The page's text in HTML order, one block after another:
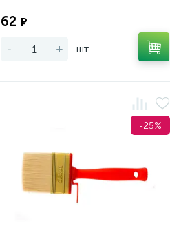
62 ₽
- + шт
-25%